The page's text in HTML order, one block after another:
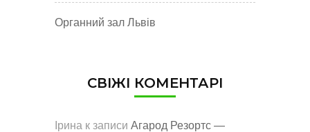
Органний зал Львів
СВІЖІ КОМЕНТАРІ
Ірина к записи Агарод Резортс —